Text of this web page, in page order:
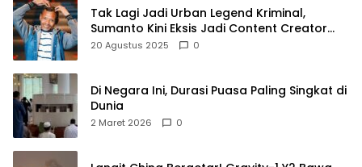
Tak Lagi Jadi Urban Legend Kriminal,
Sumanto Kini Eksis Jadi Content Creator
Mukbang
20 Agustus 2025 0
Di Negara Ini, Durasi Puasa Paling Singkat di
Dunia
2 Maret 2026 0